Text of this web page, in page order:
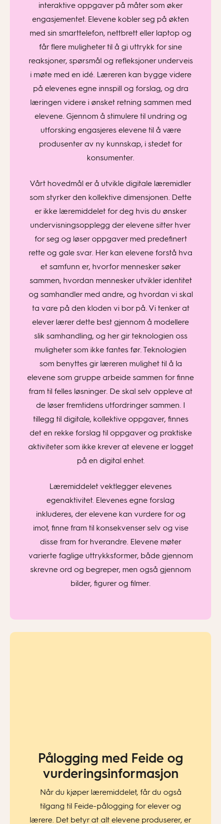
interaktive oppgaver på måter som øker
engasjementet. Elevene kobler seg på økten
med sin smarttelefon, nettbrett eller laptop og
får flere muligheter til å gi uttrykk for sine
reaksjoner, spørsmål og refleksjoner underveis
i møte med en idé. Læreren kan bygge videre
på elevenes egne innspill og forslag, og dra
læringen videre i ønsket retning sammen med
elevene. Gjennom å stimulere til undring og
utforsking engasjeres elevene til å være
produsenter av ny kunnskap, i stedet for
konsumenter.
Vårt hovedmål er å utvikle digitale læremidler
som styrker den kollektive dimensjonen. Dette
er ikke læremiddelet for deg hvis du ønsker
undervisningsopplegg der elevene sitter hver
for seg og løser oppgaver med predefinert
rette og gale svar. Her kan elevene forstå hva
et samfunn er, hvorfor mennesker søker
sammen, hvordan mennesker utvikler identitet
og samhandler med andre, og hvordan vi skal
ta vare på den kloden vi bor på. Vi tenker at
elever lærer dette best gjennom å modellere
slik samhandling, og her gir teknologien oss
muligheter som ikke fantes før. Teknologien
som benyttes gir læreren mulighet til å la
elevene som gruppe arbeide sammen for finne
fram til felles løsninger. De skal selv oppleve at
de løser fremtidens utfordringer sammen. I
tillegg til digitale, kollektive oppgaver, finnes
det en rekke forslag til oppgaver og praktiske
aktiviteter som ikke krever at elevene er logget
på en digital enhet.
Læremiddelet vektlegger elevenes
egenaktivitet. Elevenes egne forslag
inkluderes, der elevene kan vurdere for og
imot, finne fram til konsekvenser selv og vise
disse fram for hverandre. Elevene møter
varierte faglige uttrykksformer, både gjennom
skrevne ord og begreper, men også gjennom
bilder, figurer og filmer.
Pålogging med Feide og
vurderingsinformasjon​
Når du kjøper læremiddelet, får du også
tilgang til Feide-pålogging for elever og
lærere. Det betyr at alt elevene produserer, er